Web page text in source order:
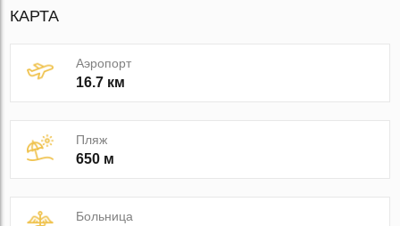
КАРТА
Аэропорт
16.7 км
Пляж
650 м
Больница